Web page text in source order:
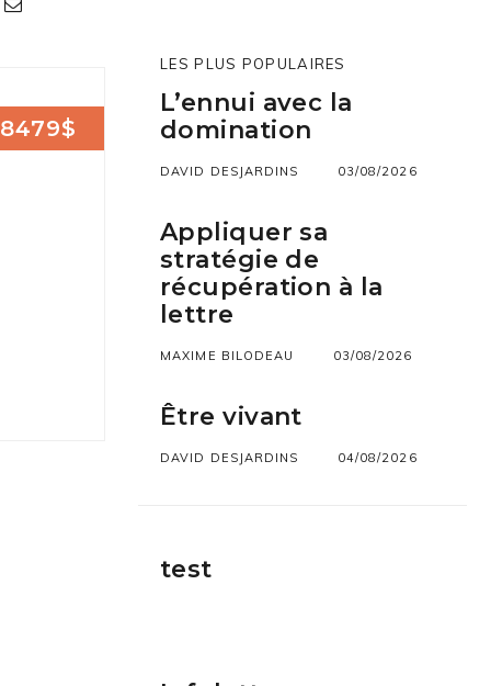
8479$
LES PLUS POPULAIRES
L’ennui avec la
domination
DAVID DESJARDINS 03/08/2026
Appliquer sa
stratégie de
récupération à la
lettre
MAXIME BILODEAU 03/08/2026
Être vivant
DAVID DESJARDINS 04/08/2026
test